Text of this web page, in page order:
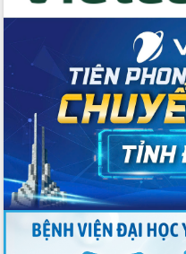
Đắk Lắk nâng cao hiệu quả công tác
Đảng từ Sổ tay đảng viên điện tử
Đắk Lắk đẩy mạnh nuôi biển công
nghệ, hướng tới phát triển thủy sản
Tập huấn nâng cao năng lực triển khai
chuyển đổi số cho cán bộ, công chức
cấp xã
Đắk Lắk phát động hưởng ứng Ngày
Quyền của người tiêu dùng Việt Nam
2026
Đẩy mạnh cải cách hành chính, quyết
tâm đạt được mục tiêu tăng trưởng